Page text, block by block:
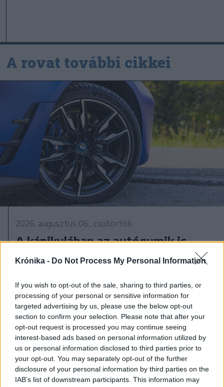
Krónika - Do Not Process My Personal Information
If you wish to opt-out of the sale, sharing to third parties, or
processing of your personal or sensitive information for
targeted advertising by us, please use the below opt-out
section to confirm your selection. Please note that after your
opt-out request is processed you may continue seeing
interest-based ads based on personal information utilized by
us or personal information disclosed to third parties prior to
your opt-out. You may separately opt-out of the further
disclosure of your personal information by third parties on the
IAB’s list of downstream participants. This information may
A rovat további cikkei
2026. augusztus 06., csütörtök
A kánikulában az autógumik is
fokozott terhelésnek vannak
kitéve – egy apró hiba is
durrdefekthez vezethet